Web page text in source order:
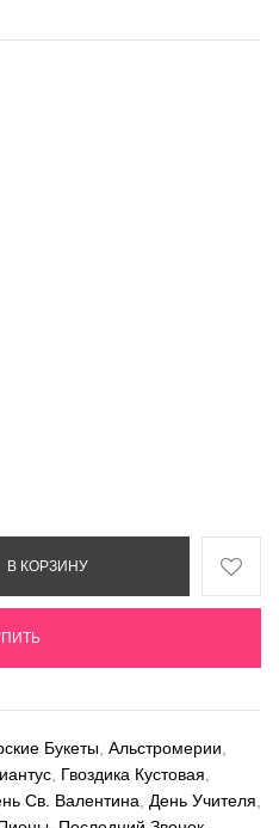
В КОРЗИНУ
Букеты Альстромерии
Гвоздика Кустовая
Св. Валентина День Учителя